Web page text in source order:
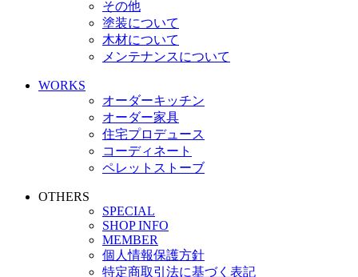
その他
塗装について
木材について
メンテナンスについて
WORKS
オーダーキッチン
オーダー家具
住宅プロデュース
コーディネート
ペレットストーブ
OTHERS
SPECIAL
SHOP INFO
MEMBER
個人情報保護方針
特定商取引法に基づく表記